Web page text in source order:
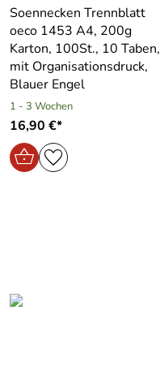
Soennecken Trennblatt
oeco 1453 A4, 200g
Karton, 100St., 10 Taben,
mit Organisationsdruck,
Blauer Engel
1 - 3 Wochen
16,90 €*